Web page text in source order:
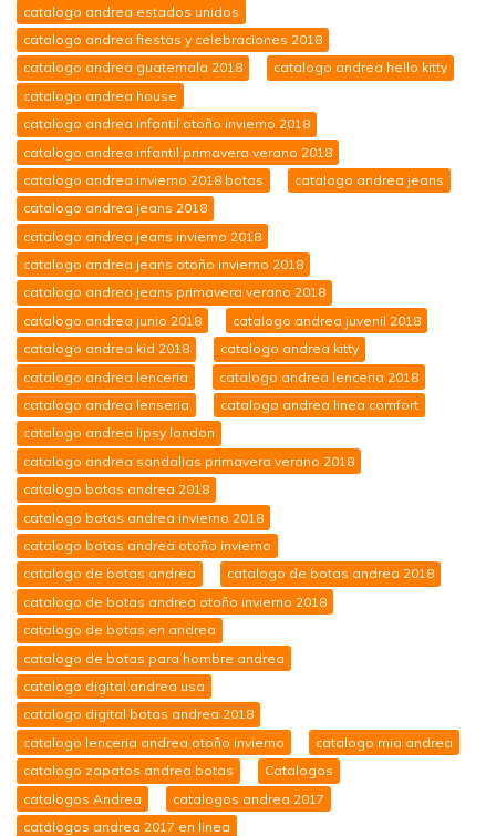
catalogo andrea estados unidos
catalogo andrea fiestas y celebraciones 2018
catalogo andrea guatemala 2018
catalogo andrea hello kitty
catalogo andrea house
catalogo andrea infantil otoño invierno 2018
catalogo andrea infantil primavera verano 2018
catalogo andrea invierno 2018 botas
catalogo andrea jeans
catalogo andrea jeans 2018
catalogo andrea jeans invierno 2018
catalogo andrea jeans otoño invierno 2018
catalogo andrea jeans primavera verano 2018
catalogo andrea junio 2018
catalogo andrea juvenil 2018
catalogo andrea kid 2018
catalogo andrea kitty
catalogo andrea lenceria
catalogo andrea lenceria 2018
catalogo andrea lenseria
catalogo andrea linea comfort
catalogo andrea lipsy london
catalogo andrea sandalias primavera verano 2018
catalogo botas andrea 2018
catalogo botas andrea invierno 2018
catalogo botas andrea otoño invierno
catalogo de botas andrea
catalogo de botas andrea 2018
catalogo de botas andrea otoño invierno 2018
catalogo de botas en andrea
catalogo de botas para hombre andrea
catalogo digital andrea usa
catalogo digital botas andrea 2018
catalogo lenceria andrea otoño invierno
catalogo mia andrea
catalogo zapatos andrea botas
Catalogos
catalogos Andrea
catalogos andrea 2017
catálogos andrea 2017 en linea